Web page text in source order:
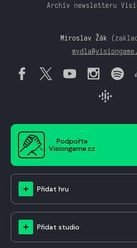
Archiv newsletteru
Miroslav Žák
Podpořte
Visiongame.cz
Přidat hru
Přidat studio